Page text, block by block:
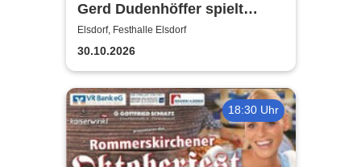
Gerd Dudenhöffer spielt
Heinz Becker
Elsdorf, Festhalle Elsdorf
30.10.2026
18:30 Uhr